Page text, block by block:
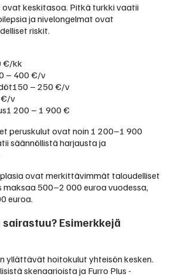
ovat keskitasoa. Pitkä turkki vaatii
ja nivelongelmat ovat
riskit.
€/kk
– 400 €/v
150 – 250 €/v
€/v
1 200 – 1 900 €
peruskulut ovat noin 1 200–1 900
säännöllistä harjausta ja
ovat merkittävimmät taloudelliset
maksaa 500–2 000 euroa vuodessa,
euroa.
Esimerkkejä
yllättävät hoitokulut yhteisön kesken.
skenaarioista ja Furro Plus -